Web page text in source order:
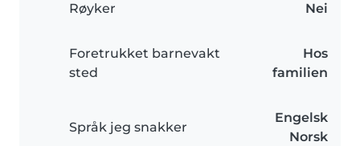
Røyker Nei
Foretrukket barnevakt
sted
Hos
familien
Språk jeg snakker
Engelsk
Norsk